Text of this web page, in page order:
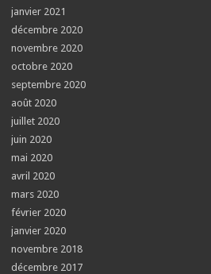
janvier 2021
décembre 2020
novembre 2020
octobre 2020
septembre 2020
août 2020
juillet 2020
juin 2020
mai 2020
avril 2020
mars 2020
février 2020
janvier 2020
novembre 2018
décembre 2017